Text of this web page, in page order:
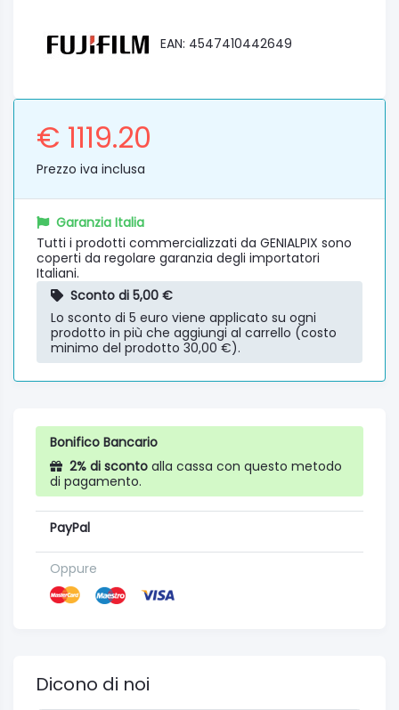
EAN: 4547410442649
€ 1119.20
Prezzo iva inclusa
Garanzia Italia
Tutti i prodotti commercializzati da GENIALPIX sono
coperti da regolare garanzia degli importatori
Italiani.
Sconto di 5,00 €
Lo sconto di 5 euro viene applicato su ogni
prodotto in più che aggiungi al carrello (costo
minimo del prodotto 30,00 €).
Bonifico Bancario
2% di sconto alla cassa con questo metodo
di pagamento.
PayPal
Oppure
Dicono di noi